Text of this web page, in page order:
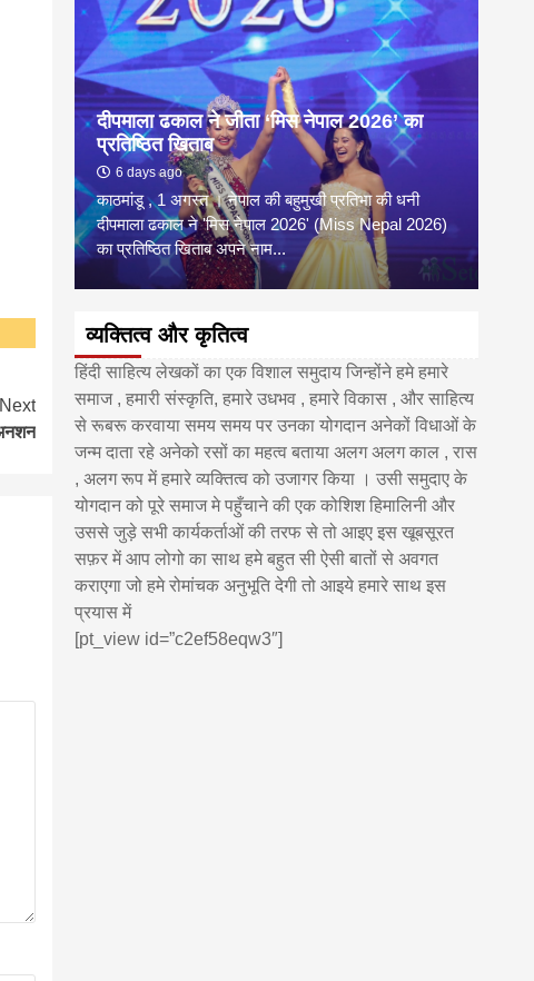
Next
दीपमाला ढकाल ने जीता ‘मिस नेपाल 2026’ का
प्रतिष्ठित खिताब
6 days ago
काठमांडू , 1 अगस्त । नेपाल की बहुमुखी प्रतिभा की धनी
दीपमाला ढकाल ने 'मिस नेपाल 2026' (Miss Nepal 2026)
का प्रतिष्ठित खिताब अपने नाम...
व्यक्तित्व और कृतित्व
हिंदी साहित्य लेखकों का एक विशाल समुदाय जिन्होंने हमे हमारे
समाज , हमारी संस्कृति, हमारे उधभव , हमारे विकास , और साहित्य
से रूबरू करवाया समय समय पर उनका योगदान अनेकों विधाओं के
जन्म दाता रहे अनेको रसों का महत्व बताया अलग अलग काल , रास
, अलग रूप में हमारे व्यक्तित्व को उजागर किया । उसी समुदाए के
योगदान को पूरे समाज मे पहुँचाने की एक कोशिश हिमालिनी और
उससे जुड़े सभी कार्यकर्ताओं की तरफ से तो आइए इस खूबसूरत
सफ़र में आप लोगो का साथ हमे बहुत सी ऐसी बातों से अवगत
कराएगा जो हमे रोमांचक अनुभूति देगी तो आइये हमारे साथ इस
प्रयास में
[pt_view id=”c2ef58eqw3″]